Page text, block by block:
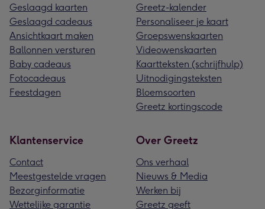
Geslaagd kaarten
Geslaagd cadeaus
Ansichtkaart maken
Ballonnen versturen
Baby cadeaus
Fotocadeaus
Feestdagen
Greetz-kalender
Personaliseer je kaart
Groepswenskaarten
Videowenskaarten
Kaartteksten (schrijfhulp)
Uitnodigingsteksten
Bloemsoorten
Greetz kortingscode
Klantenservice
Contact
Meestgestelde vragen
Bezorginformatie
Wettelijke garantie
Over Greetz
Ons verhaal
Nieuws & Media
Werken bij
Greetz geeft